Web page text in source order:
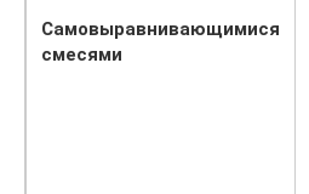
Самовыравнивающимися
смесями